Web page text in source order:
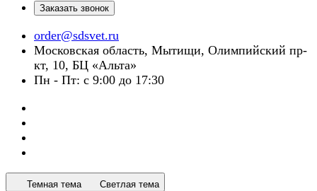
Заказать звонок
order@sdsvet.ru
Московская область, Мытищи, Олимпийский пр-
кт, 10, БЦ «Альта»
Пн - Пт: с 9:00 до 17:30
Темная тема Светлая тема